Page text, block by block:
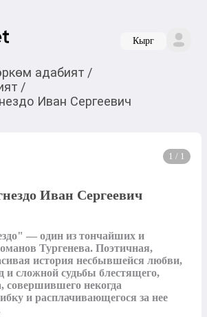
Кырг
адабият /
/
Иван Сергеевич
1 / 1
Иван Сергеевич
— один из тончайших и
Тургенева. Поэтичная,
история несбывшейся любви,
и сложной судьбы блестящего,
совершившего некогда
и расплачивающегося за нее